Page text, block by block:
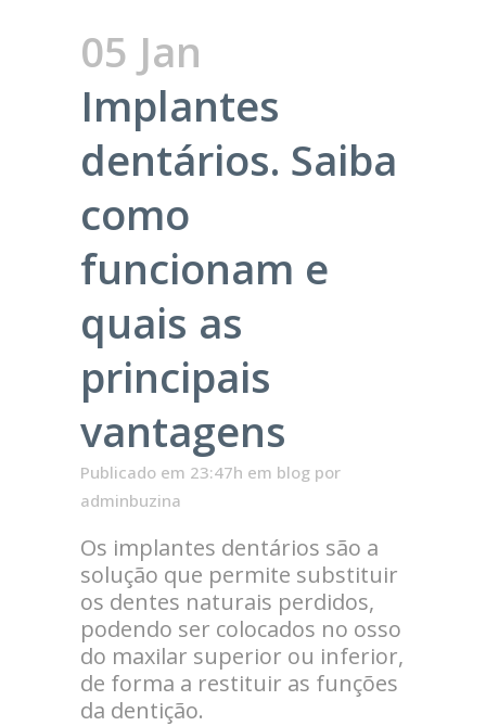
05 Jan
Implantes
dentários. Saiba
como
funcionam e
quais as
principais
vantagens
Publicado em 23:47h em blog por
adminbuzina
Os implantes dentários são a
solução que permite substituir
os dentes naturais perdidos,
podendo ser colocados no osso
do maxilar superior ou inferior,
de forma a restituir as funções
da dentição.